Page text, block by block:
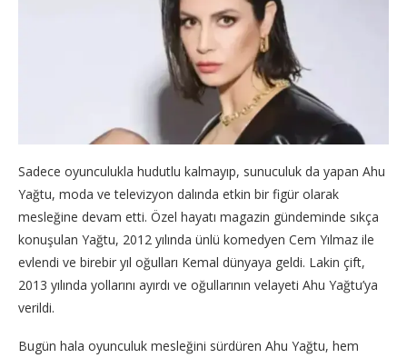
Sadece oyunculukla hudutlu kalmayıp, sunuculuk da yapan Ahu
Yağtu, moda ve televizyon dalında etkin bir figür olarak
mesleğine devam etti. Özel hayatı magazin gündeminde sıkça
konuşulan Yağtu, 2012 yılında ünlü komedyen Cem Yılmaz ile
evlendi ve birebir yıl oğulları Kemal dünyaya geldi. Lakin çift,
2013 yılında yollarını ayırdı ve oğullarının velayeti Ahu Yağtu’ya
verildi.
Bugün hala oyunculuk mesleğini sürdüren Ahu Yağtu, hem